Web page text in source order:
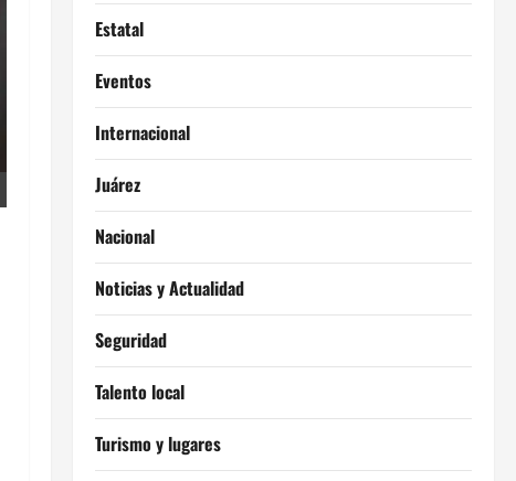
Estatal
Eventos
Internacional
Juárez
Nacional
Noticias y Actualidad
Seguridad
Talento local
Turismo y lugares